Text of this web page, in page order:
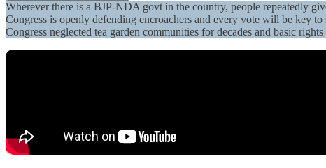
Wherever there is a BJP-NDA govt in the country, people repeatedly
Congress is openly defending encroachers and every vote will be key
Congress neglected tea garden communities for decades and basic